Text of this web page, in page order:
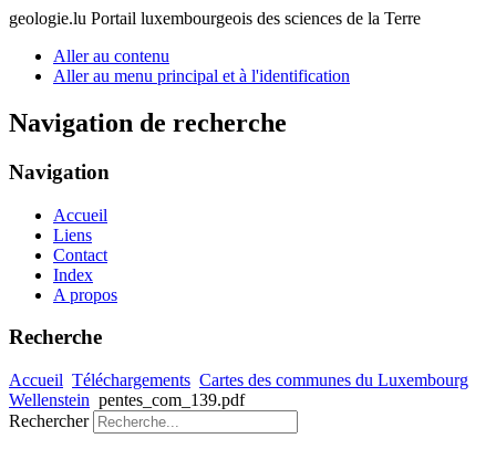
geologie.lu Portail luxembourgeois des sciences de la Terre
Aller au contenu
Aller au menu principal et à l'identification
Navigation de recherche
Navigation
Accueil
Liens
Contact
Index
A propos
Recherche
Accueil Téléchargements Cartes des communes du Luxembourg
Wellenstein pentes_com_139.pdf
Rechercher